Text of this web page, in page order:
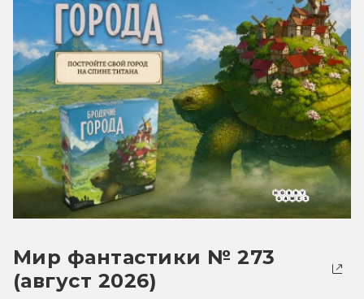
Мир фантастики № 273
(август 2026)